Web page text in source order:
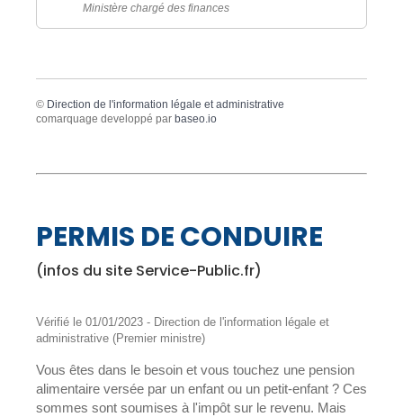
Ministère chargé des finances
© Direction de l'information légale et administrative
comarquage developpé par baseo.io
PERMIS DE CONDUIRE
(infos du site Service-Public.fr)
Vérifié le 01/01/2023 - Direction de l'information légale et
administrative (Premier ministre)
Vous êtes dans le besoin et vous touchez une pension
alimentaire versée par un enfant ou un petit-enfant ? Ces
sommes sont soumises à l'impôt sur le revenu. Mais